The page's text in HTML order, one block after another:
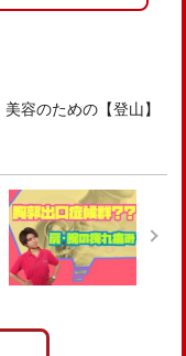
美容のための【登山】